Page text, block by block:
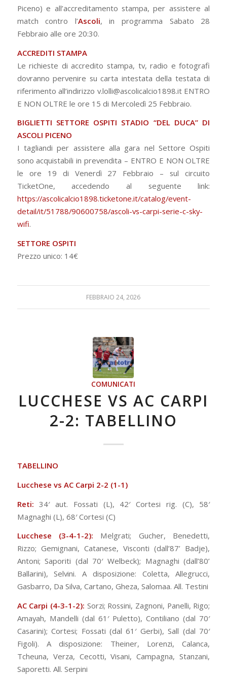
Piceno) e all’accreditamento stampa, per assistere al
match contro l’Ascoli, in programma Sabato 28
Febbraio alle ore 20:30.
ACCREDITI STAMPA
Le richieste di accredito stampa, tv, radio e fotografi
dovranno pervenire su carta intestata della testata di
riferimento all’indirizzo v.lolli@ascolicalcio1898.it ENTRO
E NON OLTRE le ore 15 di Mercoledì 25 Febbraio.
BIGLIETTI SETTORE OSPITI STADIO “DEL DUCA” DI
ASCOLI PICENO
I tagliandi per assistere alla gara nel Settore Ospiti
sono acquistabili in prevendita – ENTRO E NON OLTRE
le ore 19 di Venerdì 27 Febbraio – sul circuito
TicketOne, accedendo al seguente link:
https://ascolicalcio1898.ticketone.it/catalog/event-
detail/it/51788/90600758/ascoli-vs-carpi-serie-c-sky-
wifi.
SETTORE OSPITI
Prezzo unico: 14€
FEBBRAIO 24, 2026
COMUNICATI
LUCCHESE VS AC CARPI
2-2: TABELLINO
TABELLINO
Lucchese vs AC Carpi 2-2 (1-1)
Reti:34′ aut. Fossati (L), 42′ Cortesi rig. (C), 58′
Magnaghi (L), 68′ Cortesi (C)
Lucchese (3-4-1-2): Melgrati; Gucher, Benedetti,
Rizzo; Gemignani, Catanese, Visconti (dall’87’ Badje),
Antoni; Saporiti (dal 70′ Welbeck); Magnaghi (dall’80’
Ballarini), Selvini. A disposizione: Coletta, Allegrucci,
Gasbarro, Da Silva, Cartano, Gheza, Salomaa. All. Testini
AC Carpi (4-3-1-2): Sorzi; Rossini, Zagnoni, Panelli, Rigo;
Amayah, Mandelli (dal 61′ Puletto), Contiliano (dal 70′
Casarini); Cortesi; Fossati (dal 61′ Gerbi), Sall (dal 70′
Figoli). A disposizione: Theiner, Lorenzi, Calanca,
Tcheuna, Verza, Cecotti, Visani, Campagna, Stanzani,
Saporetti. All. Serpini